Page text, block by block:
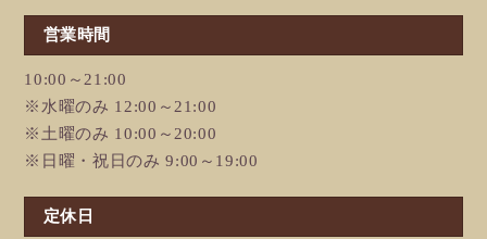
営業時間
10:00～21:00
※水曜のみ 12:00～21:00
※土曜のみ 10:00～20:00
※日曜・祝日のみ 9:00～19:00
定休日